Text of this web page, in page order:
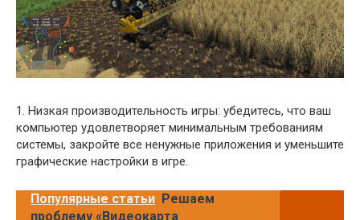
1. Низкая производительность игры: убедитесь, что ваш
компьютер удовлетворяет минимальным требованиям
системы, закройте все ненужные приложения и уменьшите
графические настройки в игре.
Популярные статьи Решаем
проблему «Видеокарта